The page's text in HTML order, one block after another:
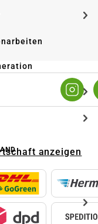
anzeigen